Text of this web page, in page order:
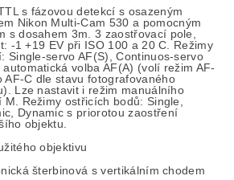
s fázovou detekcí s osazeným
Nikon Multi-Cam 530 a pomocným
s dosahem 3m. 3 zaostřovací pole,
-1 +19 EV při ISO 100 a 20 C. Režimy
Single-servo AF(S), Continuos-servo
automatická volba AF(A) (volí režim AF-
AF-C dle stavu fotografovaného
Lze nastavit i režim manuálního
M. Režimy ostřicích bodů: Single,
Dynamic s priorotou zaostření
objektu.
objektivu
šterbinová s vertikálním chodem